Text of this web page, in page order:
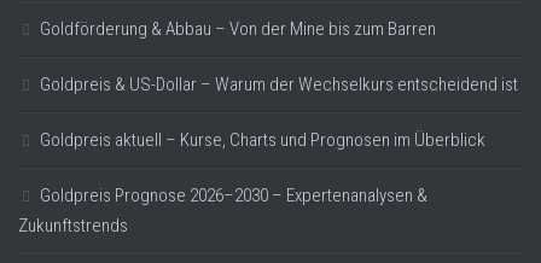
Goldförderung & Abbau – Von der Mine bis zum Barren
Goldpreis & US-Dollar – Warum der Wechselkurs entscheidend ist
Goldpreis aktuell – Kurse, Charts und Prognosen im Überblick
Goldpreis Prognose 2026–2030 – Expertenanalysen &
Zukunftstrends